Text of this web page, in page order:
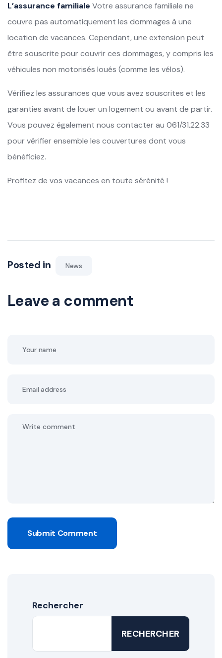
L’assurance familiale Votre assurance familiale ne
couvre pas automatiquement les dommages à une
location de vacances. Cependant, une extension peut
être souscrite pour couvrir ces dommages, y compris les
véhicules non motorisés loués (comme les vélos).
Vérifiez les assurances que vous avez souscrites et les
garanties avant de louer un logement ou avant de partir.
Vous pouvez également nous contacter au 061/31.22.33
pour vérifier ensemble les couvertures dont vous
bénéficiez.
Profitez de vos vacances en toute sérénité !
Posted in News
Leave a comment
Submit Comment
Rechercher
RECHERCHER